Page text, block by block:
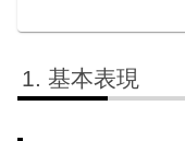
基本表現